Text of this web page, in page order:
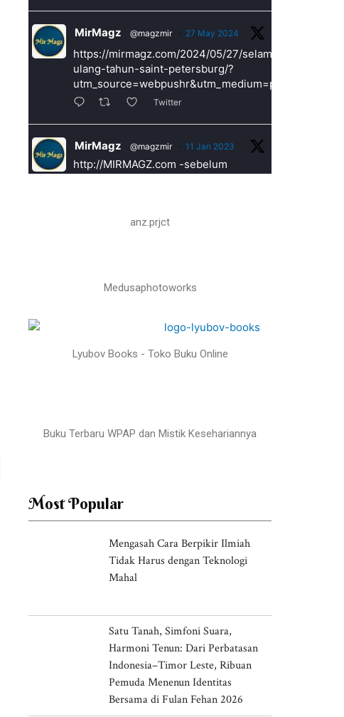
MirMagz @magzmir · 27 May 2024
https://mirmagz.com/2024/05/27/selamat-
ulang-tahun-saint-petersburg/?
Twitter
MirMagz @magzmir · 11 Jan 2023
http://MIRMAGZ.com -sebelum
#caramenulisresensi
dan-menyenangkan/
Twitter
Load More
anz.prjct
Medusaphotoworks
Lyubov Books - Toko Buku Online
Buku Terbaru WPAP dan Mistik Kesehariannya
Most Popular
Mengasah Cara Berpikir Ilmiah
Tidak Harus dengan Teknologi
Mahal
Satu Tanah, Simfoni Suara,
Harmoni Tenun: Dari Perbatasan
Indonesia–Timor Leste, Ribuan
Pemuda Menenun Identitas
Bersama di Fulan Fehan 2026